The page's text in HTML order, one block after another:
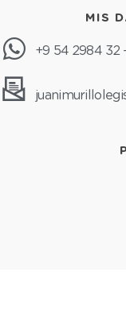
MIS
+9 54 2984 32